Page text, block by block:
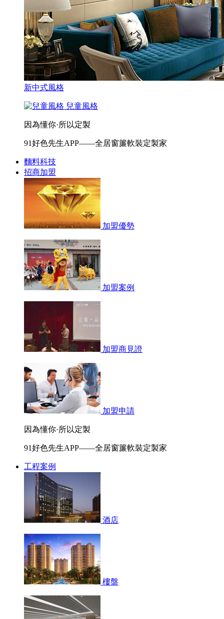
新中式風格
兒童風格
因為懂你·所以定製
91好色先生APP——全居窗簾軟裝定製家
麵料科技
招商加盟
加盟優勢
加盟案例
加盟商見證
加盟申請
因為懂你·所以定製
91好色先生APP——全居窗簾軟裝定製家
工程案例
酒店
樓盤